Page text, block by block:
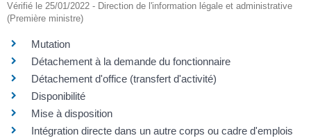
Vérifié le 25/01/2022 - Direction de l'information légale et administrative
(Première ministre)
Mutation
Détachement à la demande du fonctionnaire
Détachement d'office (transfert d'activité)
Disponibilité
Mise à disposition
Intégration directe dans un autre corps ou cadre d'emplois